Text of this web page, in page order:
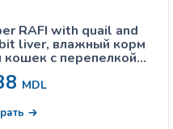
RAFI with quail and
liver, влажный корм
кошек с перепелкой и
печенью
MDL